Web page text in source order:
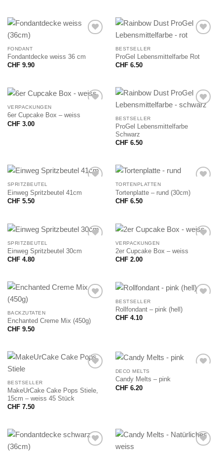
FONDANT
Fondantdecke weiss 36 cm
CHF9.90
BESTSELLER
ProGel Lebensmittelfarbe Rot
CHF6.50
VERPACKUNGEN
6er Cupcake Box – weiss
CHF3.00
BESTSELLER
ProGel Lebensmittelfarbe
Schwarz
CHF6.50
SPRITZBEUTEL
Einweg Spritzbeutel 41cm
CHF5.50
TORTENPLATTEN
Tortenplatte – rund (30cm)
CHF6.50
SPRITZBEUTEL
Einweg Spritzbeutel 30cm
CHF4.80
VERPACKUNGEN
2er Cupcake Box – weiss
CHF2.00
BACKZUTATEN
Enchanted Creme Mix (450g)
CHF9.50
BESTSELLER
Rollfondant – pink (hell)
CHF4.10
BESTSELLER
MakeUrCake Cake Pops Stiele,
15cm – weiss 45 Stück
CHF7.50
DECO MELTS
Candy Melts – pink
CHF6.20